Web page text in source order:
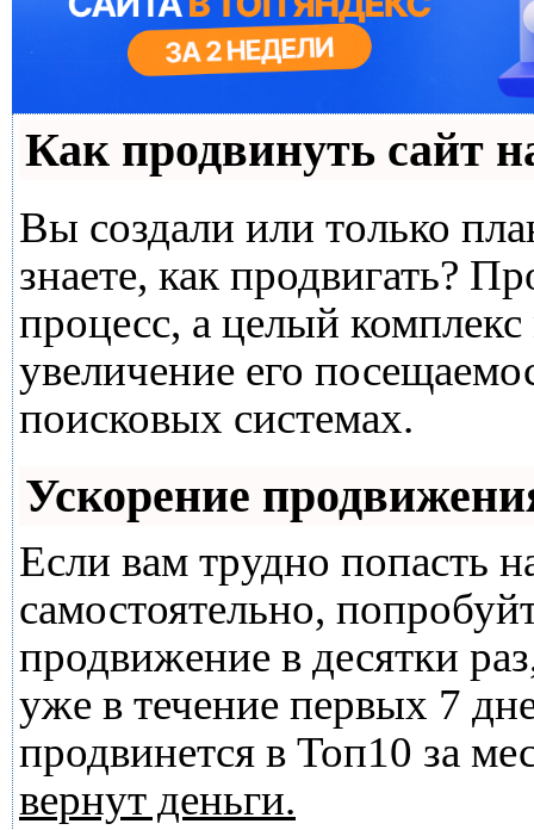
Как продвинуть сайт
Вы создали или только
знаете, как продвигать?
процесс, а целый
увеличение его
поисковых системах.
Ускорение
Если вам трудно попасть
самостоятельно,
продвижение в десятки
уже в течение первых 7
продвинется в Топ10 за
вернут деньги.